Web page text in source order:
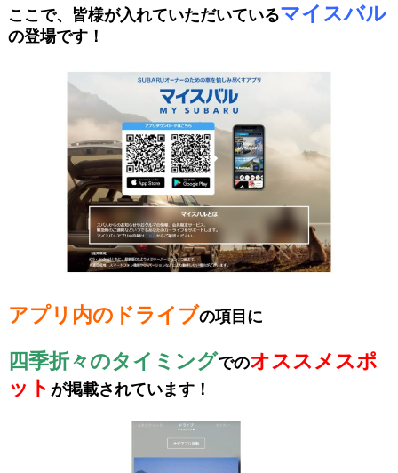
ここで、皆様が入れていただいているマイスバル
の登場です！
アプリ内のドライブの項目に
四季折々のタイミングでのオススメスポ
ット が掲載されています！